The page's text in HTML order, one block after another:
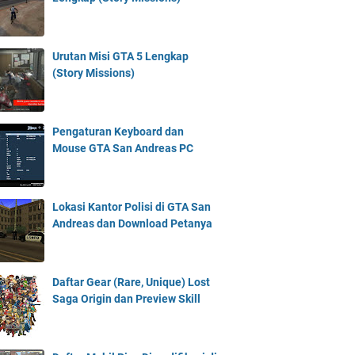
Urutan Misi GTA 5 Lengkap
(Story Missions)
Pengaturan Keyboard dan
Mouse GTA San Andreas PC
Lokasi Kantor Polisi di GTA San
Andreas dan Download Petanya
Daftar Gear (Rare, Unique) Lost
Saga Origin dan Preview Skill